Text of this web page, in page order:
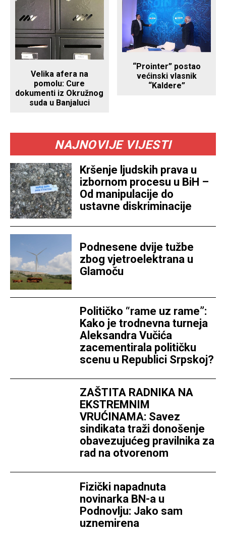
Velika afera na
pomolu: Cure
dokumenti iz Okružnog
suda u Banjaluci
“Prointer” postao
većinski vlasnik
“Kaldere”
NAJNOVIJE VIJESTI
Kršenje ljudskih prava u
izbornom procesu u BiH –
Od manipulacije do
ustavne diskriminacije
Podnesene dvije tužbe
zbog vjetroelektrana u
Glamoču
Političko “rame uz rame”:
Kako je trodnevna turneja
Aleksandra Vučića
zacementirala političku
scenu u Republici Srpskoj?
ZAŠTITA RADNIKA NA
EKSTREMNIM
VRUĆINAMA: Savez
sindikata traži donošenje
obavezujućeg pravilnika za
rad na otvorenom
Fizički napadnuta
novinarka BN-a u
Podnovlju: Jako sam
uznemirena